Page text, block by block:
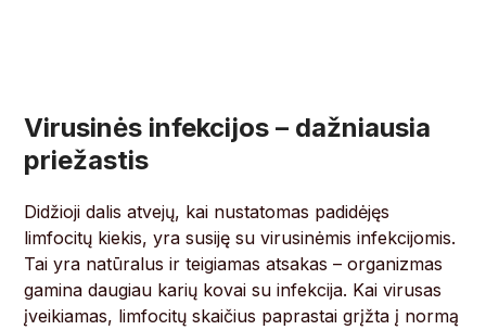
Virusinės infekcijos – dažniausia
priežastis
Didžioji dalis atvejų, kai nustatomas padidėjęs
limfocitų kiekis, yra susiję su virusinėmis infekcijomis.
Tai yra natūralus ir teigiamas atsakas – organizmas
gamina daugiau karių kovai su infekcija. Kai virusas
įveikiamas, limfocitų skaičius paprastai grįžta į normą